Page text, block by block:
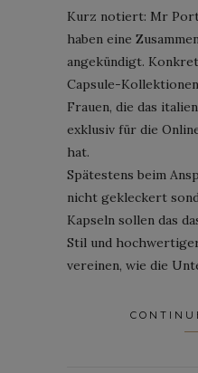
Kurz notiert: Mr
haben eine
angekündigt.
Capsule-
Frauen, die das
exklusiv für die
hat.
Spätestens beim
nicht gekleckert
Kapseln sollen das
Stil und
vereinen, wie die